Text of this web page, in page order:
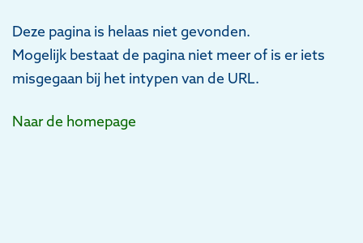
Deze pagina is helaas niet gevonden.
Mogelijk bestaat de pagina niet meer of is er iets
misgegaan bij het intypen van de URL.
Naar de homepage